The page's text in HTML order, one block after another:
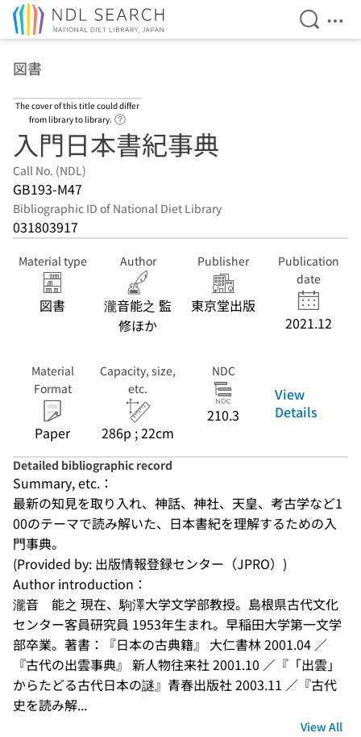
Open
図書
The cover of this title could differ
from library to library.
入門日本書紀事典
Call No. (NDL)
GB193-M47
Bibliographic ID of National Diet Library
031803917
Material type
図書
Author
瀧音能之 監
修ほか
Publisher
東京堂出版
Publication
date
2021.12
Material
Format
Paper
Capacity, size,
etc.
286p ; 22cm
NDC
210.3
View
Details
Detailed bibliographic record
Summary, etc.：
最新の知見を取り入れ、神話、神社、天皇、考古学など1
00のテーマで読み解いた、日本書紀を理解するための入
門事典。
(Provided by: 出版情報登録センター（JPRO）)
Author introduction：
瀧音　能之 現在、駒澤大学文学部教授。島根県古代文化
センター客員研究員 1953年生まれ。早稲田大学第一文学
部卒業。著書：『日本の古典籍』 大仁書林 2001.04 ／
『古代の出雲事典』 新人物往来社 2001.10 ／『「出雲」
からたどる古代日本の謎』青春出版社 2003.11 ／『古代
史を読み解...
View All